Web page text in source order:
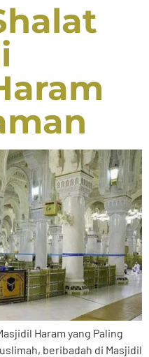
Haram yang Paling
beribadah di Masjidil